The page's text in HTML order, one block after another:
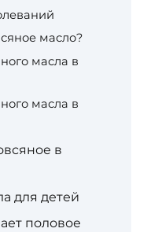
масло?
масла в
масла в
в
для детей
половое